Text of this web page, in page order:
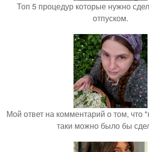
Топ 5 процедур которые нужно
отпуском.
Мой ответ на комментарий о том, что
таки можно было бы